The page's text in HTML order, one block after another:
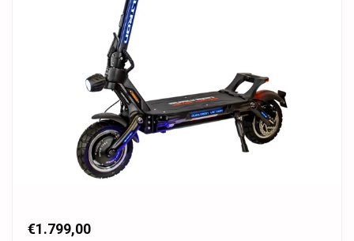
€1.799,00